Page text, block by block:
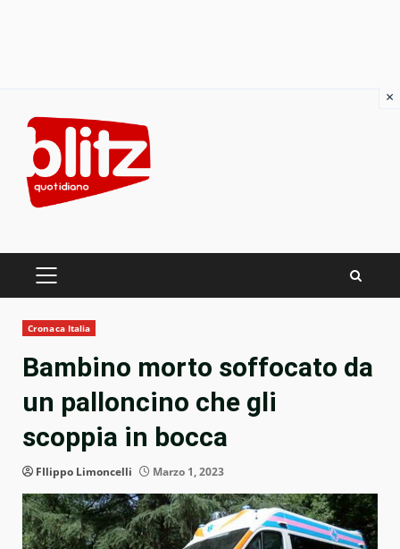
content
PRIMARY
Cronaca Italia
Bambino morto soffocato da
un palloncino che gli
scoppia in bocca
FIlippo Limoncelli Marzo 1, 2023
×